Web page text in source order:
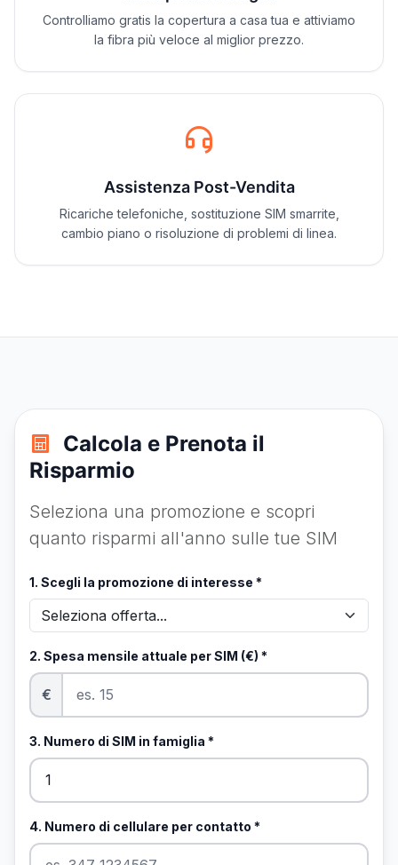
Controlliamo gratis la copertura a casa tua e attiviamo
la fibra più veloce al miglior prezzo.
Assistenza Post-Vendita
Ricariche telefoniche, sostituzione SIM smarrite,
cambio piano o risoluzione di problemi di linea.
Calcola e Prenota il
Risparmio
Seleziona una promozione e scopri
quanto risparmi all'anno sulle tue SIM
1. Scegli la promozione di interesse *
2. Spesa mensile attuale per SIM (€) *
€
3. Numero di SIM in famiglia *
4. Numero di cellulare per contatto *